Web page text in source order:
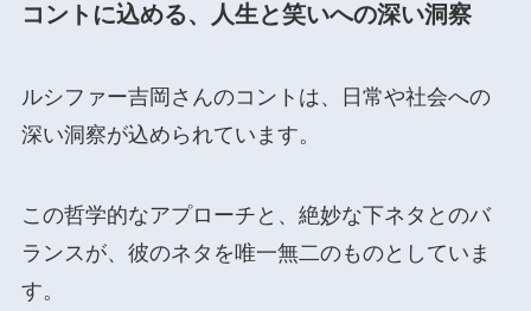
コントに込める、人生と笑いへの深い洞察
ルシファー吉岡さんのコントは、日常や社会への
深い洞察が込められています。
この哲学的なアプローチと、絶妙な下ネタとのバ
ランスが、彼のネタを唯一無二のものとしていま
す。